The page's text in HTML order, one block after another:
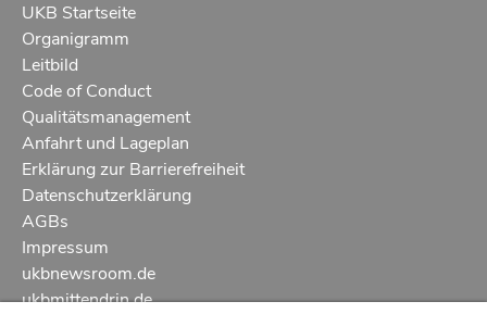
UKB Startseite
Organigramm
Leitbild
Code of Conduct
Qualitätsmanagement
Anfahrt und Lageplan
Erklärung zur Barrierefreiheit
Datenschutzerklärung
AGBs
Impressum
ukbnewsroom.de
ukbmittendrin.de